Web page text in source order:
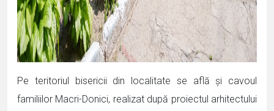
Pe teritoriul bisericii din localitate se află și cavoul
familiilor Macri-Donici, realizat după proiectul arhitectului